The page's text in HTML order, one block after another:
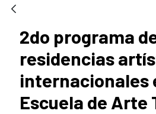
2do programa
residencias
internacionales
Escuela de Arte